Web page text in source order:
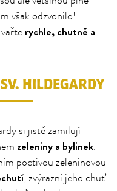
však odzvonilo!
rychle, chutně a
HILDEGARDY
si jistě zamilují
zeleniny a bylinek.
poctivou zeleninovou
, zvýrazní jeho chuť